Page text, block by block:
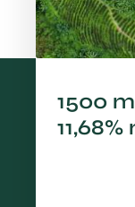
1500